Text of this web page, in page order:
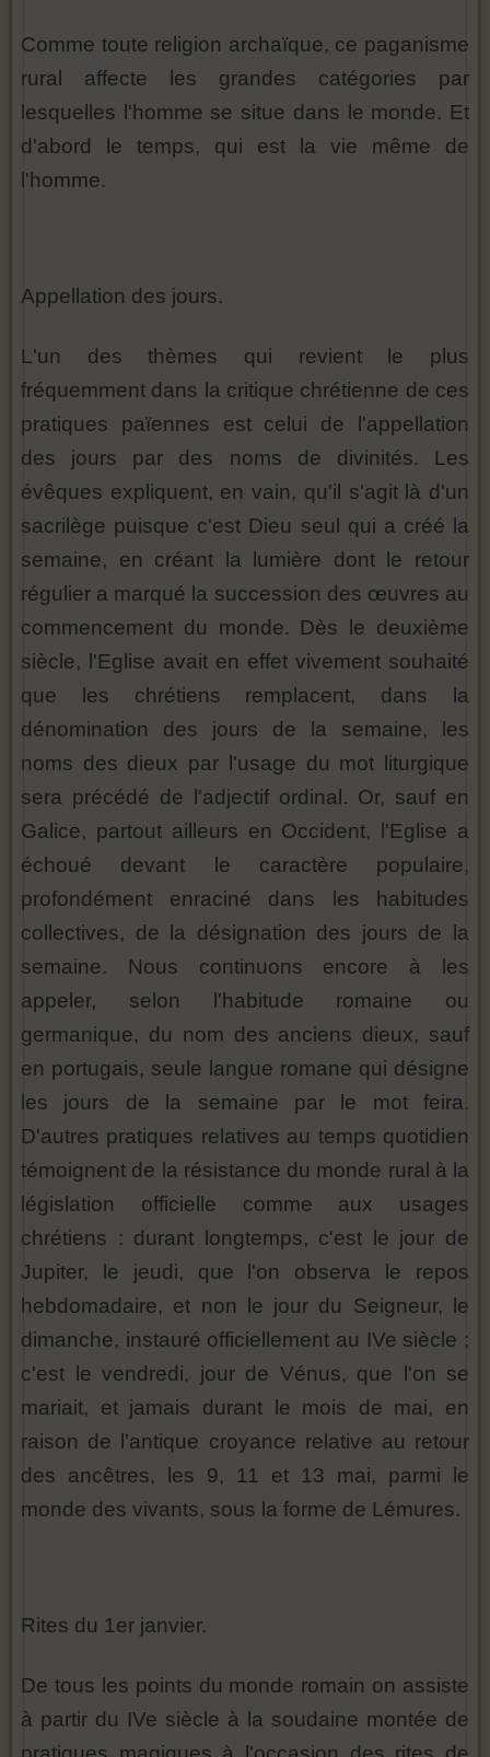
Comme toute religion archaïque, ce paganisme
rural affecte les grandes catégories par
lesquelles l'homme se situe dans le monde. Et
d'abord le temps, qui est la vie même de
l'homme.
Appellation des jours.
L'un des thèmes qui revient le plus
fréquemment dans la critique chrétienne de ces
pratiques païennes est celui de l'appellation
des jours par des noms de divinités. Les
évêques expliquent, en vain, qu'il s'agit là d'un
sacrilège puisque c'est Dieu seul qui a créé la
semaine, en créant la lumière dont le retour
régulier a marqué la succession des œuvres au
commencement du monde. Dès le deuxième
siècle, l'Eglise avait en effet vivement souhaité
que les chrétiens remplacent, dans la
dénomination des jours de la semaine, les
noms des dieux par l'usage du mot liturgique
sera précédé de l'adjectif ordinal. Or, sauf en
Galice, partout ailleurs en Occident, l'Eglise a
échoué devant le caractère populaire,
profondément enraciné dans les habitudes
collectives, de la désignation des jours de la
semaine. Nous continuons encore à les
appeler, selon l'habitude romaine ou
germanique, du nom des anciens dieux, sauf
en portugais, seule langue romane qui désigne
les jours de la semaine par le mot feira.
D'autres pratiques relatives au temps quotidien
témoignent de la résistance du monde rural à la
législation officielle comme aux usages
chrétiens : durant longtemps, c'est le jour de
Jupiter, le jeudi, que l'on observa le repos
hebdomadaire, et non le jour du Seigneur, le
dimanche, instauré officiellement au IVe siècle ;
c'est le vendredi, jour de Vénus, que l'on se
mariait, et jamais durant le mois de mai, en
raison de l'antique croyance relative au retour
des ancêtres, les 9, 11 et 13 mai, parmi le
monde des vivants, sous la forme de Lémures.
Rites du 1er janvier.
De tous les points du monde romain on assiste
à partir du IVe siècle à la soudaine montée de